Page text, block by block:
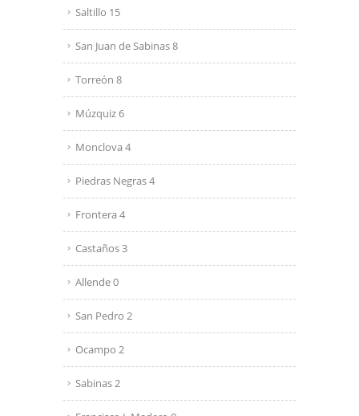
Saltillo 15
San Juan de Sabinas 8
Torreón 8
Múzquiz 6
Monclova 4
Piedras Negras 4
Frontera 4
Castaños 3
Allende 0
San Pedro 2
Ocampo 2
Sabinas 2